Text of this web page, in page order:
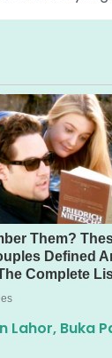
Lahor, Buka